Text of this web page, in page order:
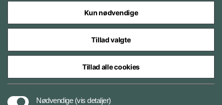
Styrelser og myndigheder under Forsvarsministeriet
Kun nødvendige
Tillad valgte
Tillad alle cookies
Nødvendige (vis detaljer)